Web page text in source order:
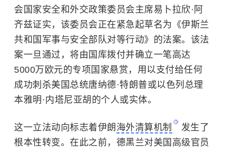
会国家安全和外交政策委员会主席易卜拉欣·阿
齐兹证实，该委员会正在紧急起草名为《伊斯兰
共和国军事与安全部队对等行动》的法案。该法
案一旦通过，将由国库拨付并确立一笔高达
5000万欧元的专项国家悬赏，用以支付给任何
成功刺杀美国总统唐纳德·特朗普或以色列总理
本雅明·内塔尼亚胡的个人或实体。
这一立法动向标志着伊朗 海外清算机制
发生了
根本性转变。在此之前，德黑兰对美国高级官员